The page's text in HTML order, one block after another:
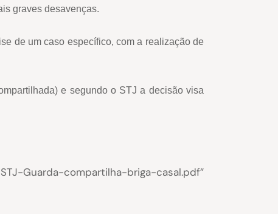
graves desavenças.
de um caso específico, com a realização de
e segundo o STJ a decisão visa
compartilha-briga-casal.pdf”